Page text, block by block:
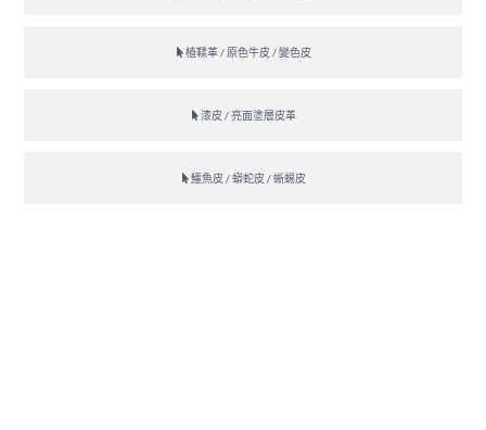
植鞣革 / 原色牛皮 / 變色皮
漆皮 / 亮面塗層皮革
鱷魚皮 / 蟒蛇皮 / 蜥蜴皮